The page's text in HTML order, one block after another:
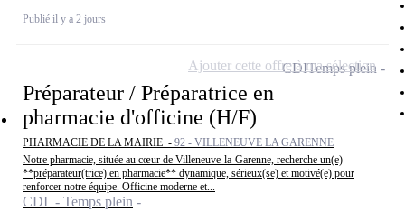
Publié il y a 2 jours
Préparateur / Préparatrice en
pharmacie d'officine (H/F)
PHARMACIE DE LA MAIRIE - 92 - VILLENEUVE LA GARENNE
Notre pharmacie, située au cœur de Villeneuve-la-Garenne, recherche un(e)
**préparateur(trice) en pharmacie** dynamique, sérieux(se) et motivé(e) pour
renforcer notre équipe. Officine moderne et...
CDI - Temps plein
CDITemps plein
Ajouter cette offre à ma sélection